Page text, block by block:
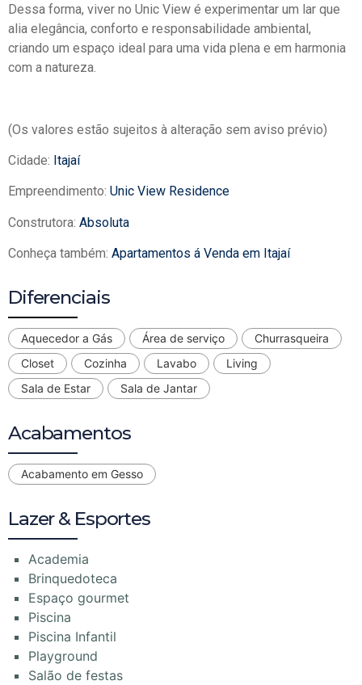
Dessa forma, viver no Unic View é experimentar um lar que
alia elegância, conforto e responsabilidade ambiental,
criando um espaço ideal para uma vida plena e em harmonia
com a natureza.
(Os valores estão sujeitos à alteração sem aviso prévio)
Cidade: Itajaí
Empreendimento: Unic View Residence
Construtora: Absoluta
Conheça também: Apartamentos á Venda em Itajaí
Diferenciais
Aquecedor a Gás Área de serviço
Churrasqueira
Closet
Cozinha Lavabo
Living
Sala de Estar
Sala de Jantar
Acabamentos
Acabamento em Gesso
Lazer & Esportes
Academia
Brinquedoteca
Espaço gourmet
Piscina
Piscina Infantil
Playground
Salão de festas